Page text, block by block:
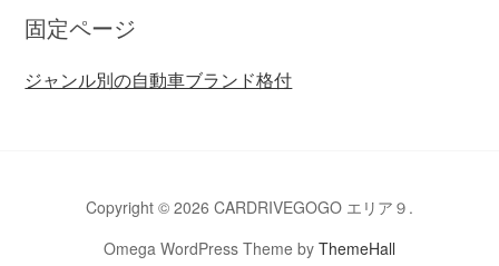
固定ページ
ジャンル別の自動車ブランド格付
Copyright © 2026 CARDRIVEGOGO エリア９.
Omega WordPress Theme by ThemeHall